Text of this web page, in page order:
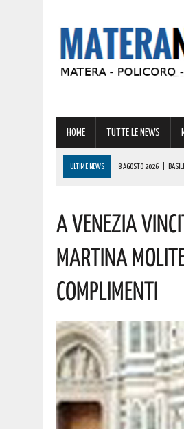
HOME TUTTE LE NEWS
ULTIME NEWS 8 AGOSTO 2026
8 AGOSTO 2026 | MONTESCAGLIOSO: IL
8 AGOSTO 2026 MIGLIONICO TORNA
A Venezia
Martina
Complimenti